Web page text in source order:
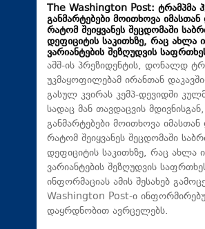
The Washington Post: ტრამპმა
განმარტებები მოითხოვა
რატომ შეიყვანეს შეცდომაში
დეფიციტის საკითხზე, რაც ახლა
ვარიანტების შეზღუდვის
აშშ-ის პრეზიდენტის, დონალდ
უკმაყოფილებამ ირანთან
გასულ კვირას კემპ-დევიდში
სადაც მან თავდაცვის
განმარტებები მოითხოვა
რატომ შეიყვანეს შეცდომაში
დეფიციტის საკითხზე, რაც ახლა
ვარიანტების შეზღუდვის
ინფორმაციას ამის შესახებ
Washington Post-ი
დაყრდნობით ავრცელებს.